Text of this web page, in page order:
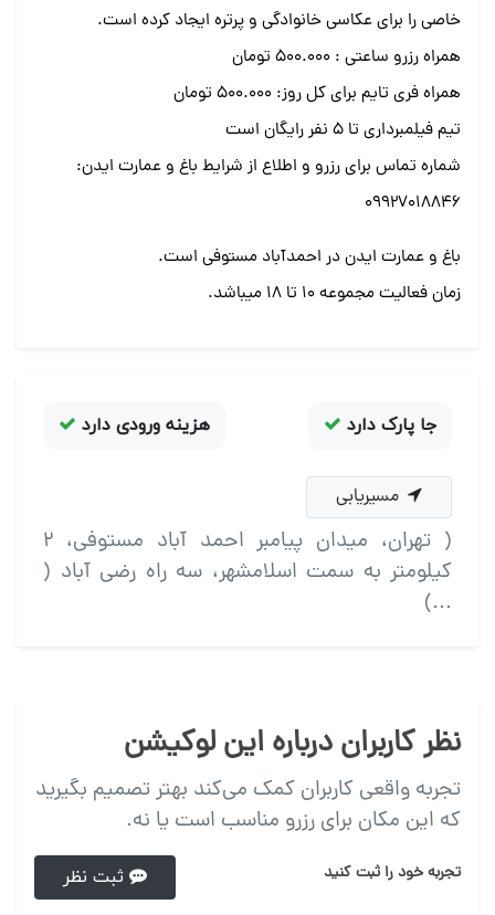
خاصی را برای عکاسی خانوادگی و پرتره ایجاد کرده است.
همراه رزرو ساعتی : ۵۰۰.۰۰۰ تومان
همراه فری تایم برای کل روز: ۵۰۰.۰۰۰ تومان
تیم فیلمبرداری تا ۵ نفر رایگان است
شماره تماس برای رزرو و اطلاع از شرایط باغ و عمارت ایدن:
۰۹۹۲۷۰۱۸۸۴۶
باغ و عمارت ایدن در احمدآباد مستوفی است.
زمان فعالیت مجموعه 10 تا 18 میباشد.
جا پارک دارد هزینه ورودی دارد
مسیریابی
( تهران، میدان پیامبر احمد آباد مستوفی، 2
کیلومتر به سمت اسلامشهر، سه راه رضی آباد (
...)
نظر کاربران درباره این لوکیشن
تجربه واقعی کاربران کمک می‌کند بهتر تصمیم بگیرید
که این مکان برای رزرو مناسب است یا نه.
تجربه خود را ثبت کنید